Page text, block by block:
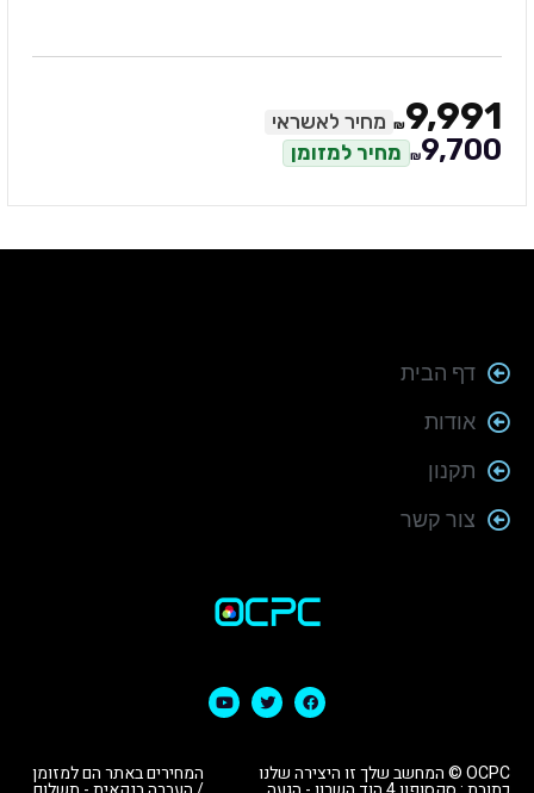
₪9,991 מחיר לאשראי
₪9,700 מחיר למזומן
דף הבית
אודות
תקנון
צור קשר
OCPC © המחשב שלך זו היצירה שלנו המחירים באתר הם למזומן